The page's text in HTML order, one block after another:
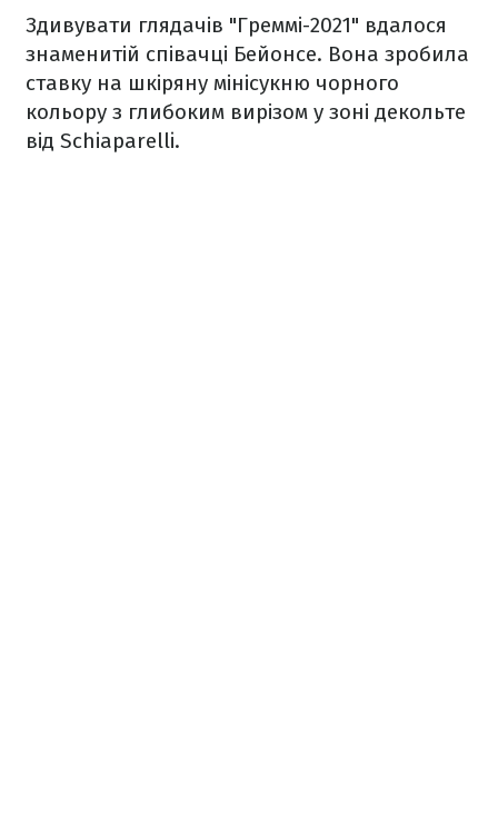
Здивувати глядачів "Греммі-2021" вдалося
знаменитій співачці Бейонсе. Вона зробила
ставку на шкіряну мінісукню чорного
кольору з глибоким вирізом у зоні декольте
від Schiaparelli.